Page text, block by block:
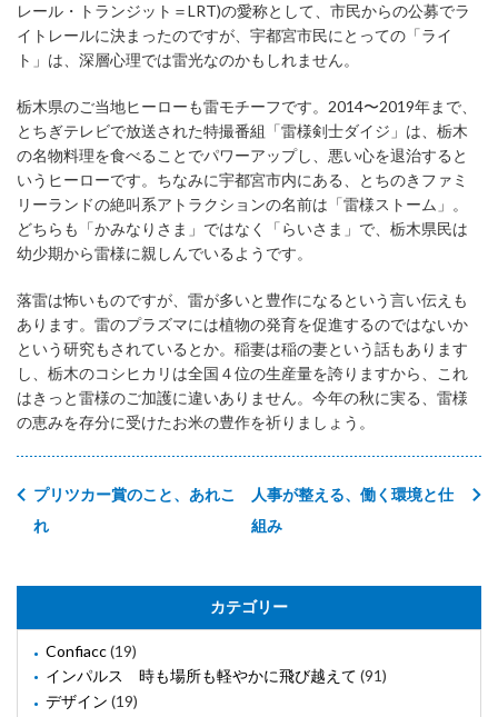
レール・トランジット＝LRT)の愛称として、市民からの公募でラ
イトレールに決まったのですが、宇都宮市民にとっての「ライ
ト」は、深層心理では雷光なのかもしれません。
栃木県のご当地ヒーローも雷モチーフです。2014〜2019年まで、
とちぎテレビで放送された特撮番組「雷様剣士ダイジ」は、栃木
の名物料理を食べることでパワーアップし、悪い心を退治すると
いうヒーローです。ちなみに宇都宮市内にある、とちのきファミ
リーランドの絶叫系アトラクションの名前は「雷様ストーム」。
どちらも「かみなりさま」ではなく「らいさま」で、栃木県民は
幼少期から雷様に親しんでいるようです。
落雷は怖いものですが、雷が多いと豊作になるという言い伝えも
あります。雷のプラズマには植物の発育を促進するのではないか
という研究もされているとか。稲妻は稲の妻という話もあります
し、栃木のコシヒカリは全国４位の生産量を誇りますから、これ
はきっと雷様のご加護に違いありません。今年の秋に実る、雷様
の恵みを存分に受けたお米の豊作を祈りましょう。
人事が整える、働く環境と仕
組み
プリツカー賞のこと、あれこ
れ
カテゴリー
Confiacc(19)
インパルス 時も場所も軽やかに飛び越えて (91)
デザイン (19)